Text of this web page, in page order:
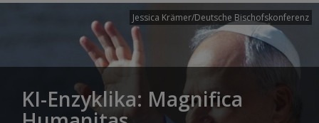
Jessica Krämer/Deutsche Bischofskonferenz
KI-Enzyklika: Magnifica